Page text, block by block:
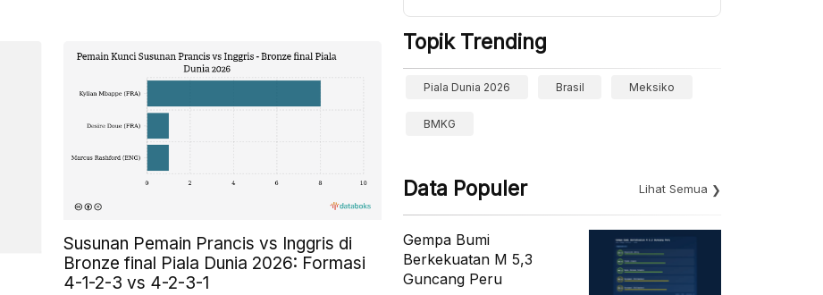
Susunan Pemain Prancis vs Inggris di
Bronze final Piala Dunia 2026: Formasi
4-1-2-3 vs 4-2-3-1
Topik Trending
Piala Dunia 2026 Brasil Meksiko
BMKG
Data Populer Lihat Semua
Gempa Bumi
Berkekuatan M 5,3
Guncang Peru